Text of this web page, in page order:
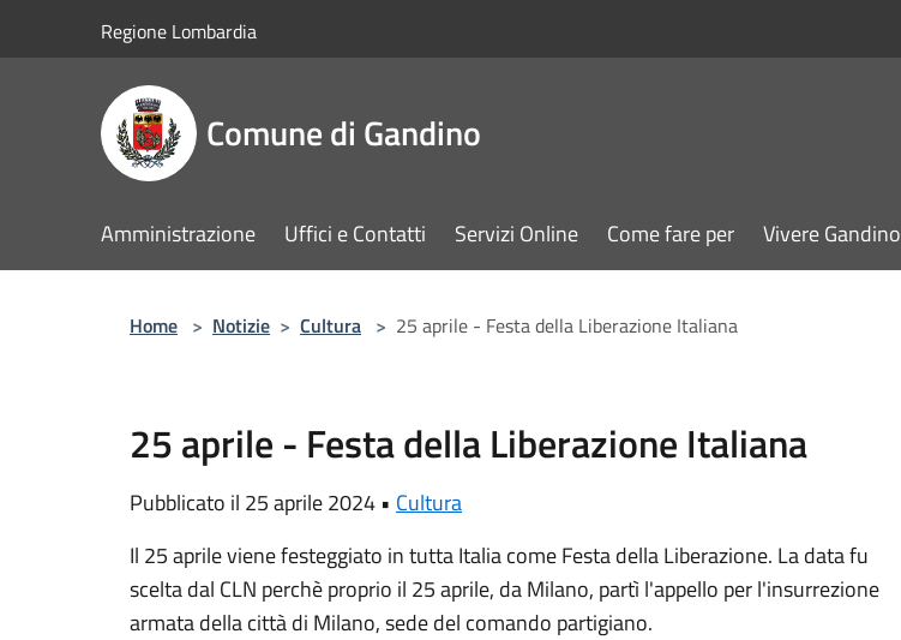
Regione Lombardia
Comune di Gandino
Amministrazione Uffici e Contatti Servizi Online Come fare per Vivere Gandino
Home > Notizie > Cultura > 25 aprile - Festa della Liberazione Italiana
25 aprile - Festa della Liberazione Italiana
Pubblicato il 25 aprile 2024 • Cultura
Il 25 aprile viene festeggiato in tutta Italia come Festa della Liberazione. La data fu
scelta dal CLN perchè proprio il 25 aprile, da Milano, partì l'appello per l'insurrezione
armata della città di Milano, sede del comando partigiano.